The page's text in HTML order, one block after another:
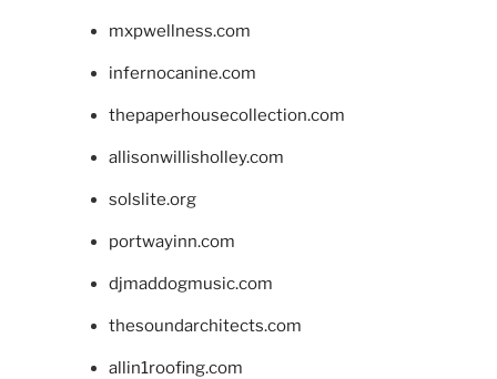
mxpwellness.com
infernocanine.com
thepaperhousecollection.com
allisonwillisholley.com
solslite.org
portwayinn.com
djmaddogmusic.com
thesoundarchitects.com
allin1roofing.com